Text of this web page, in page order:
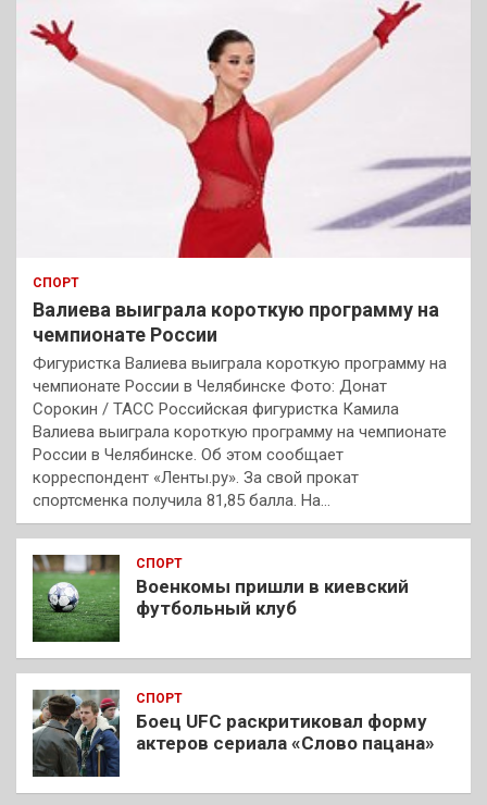
СПОРТ
Валиева выиграла короткую программу на
чемпионате России
Фигуристка Валиева выиграла короткую программу на
чемпионате России в Челябинске Фото: Донат
Сорокин / ТАСС Российская фигуристка Камила
Валиева выиграла короткую программу на чемпионате
России в Челябинске. Об этом сообщает
корреспондент «Ленты.ру». За свой прокат
спортсменка получила 81,85 балла. На…
СПОРТ
Военкомы пришли в киевский
футбольный клуб
СПОРТ
Боец UFC раскритиковал форму
актеров сериала «Слово пацана»